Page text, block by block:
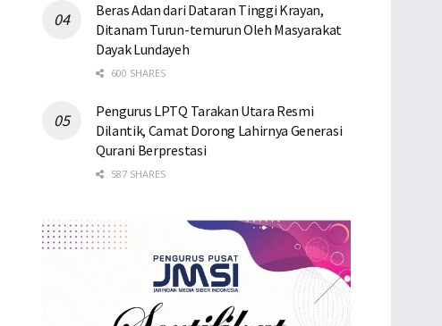
Beras Adan dari Dataran Tinggi Krayan,
Ditanam Turun-temurun Oleh Masyarakat
Dayak Lundayeh
600 SHARES
Pengurus LPTQ Tarakan Utara Resmi
Dilantik, Camat Dorong Lahirnya Generasi
Qurani Berprestasi
587 SHARES